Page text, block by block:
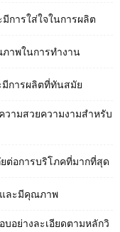
การใส่ใจในการผลิต
าพในการทำงาน
มีการผลิตที่ทันสมัย
วามสวยความงามสำหรับ
ต่อการบริโภคที่มากที่สุด
และมีคุณภาพ
อย่างละเอียดตามหลักวิ